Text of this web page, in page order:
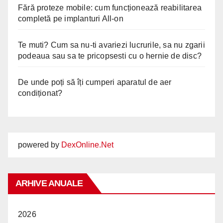
Fără proteze mobile: cum funcționează reabilitarea
completă pe implanturi All-on
Te muti? Cum sa nu-ti avariezi lucrurile, sa nu zgarii
podeaua sau sa te pricopsesti cu o hernie de disc?
De unde poți să îți cumperi aparatul de aer
condiționat?
powered by DexOnline.Net
ARHIVE ANUALE
2026